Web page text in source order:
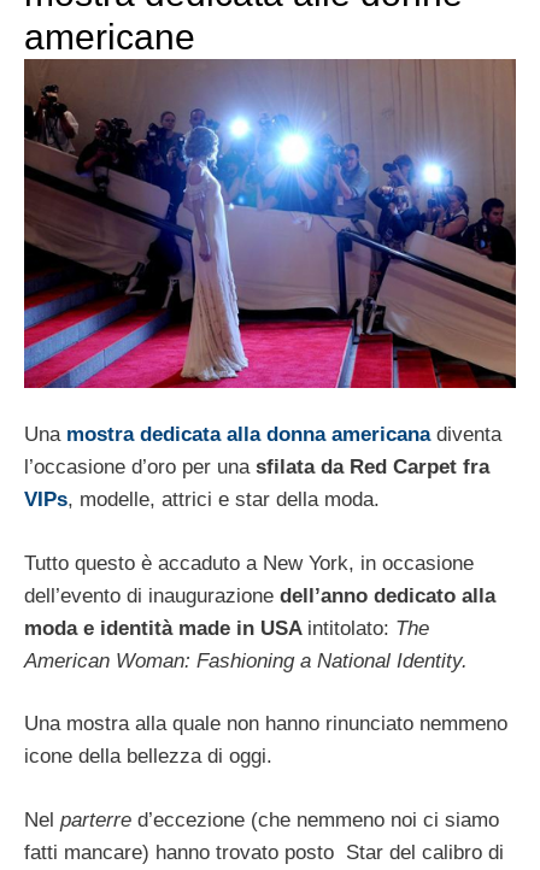
americane
Una mostra dedicata alla donna americanadiventa
l’occasione d’oro per una sfilata da Red Carpet fra
VIPs, modelle, attrici e star della moda.
Tutto questo è accaduto a New York, in occasione
dell’evento di inaugurazione dell’anno dedicato alla
moda e identità made in USA intitolato: The
American Woman: Fashioning a National Identity.
Una mostra alla quale non hanno rinunciato nemmeno
icone della bellezza di oggi.
Nel parterre d’eccezione (che nemmeno noi ci siamo
fatti mancare) hanno trovato posto Star del calibro di